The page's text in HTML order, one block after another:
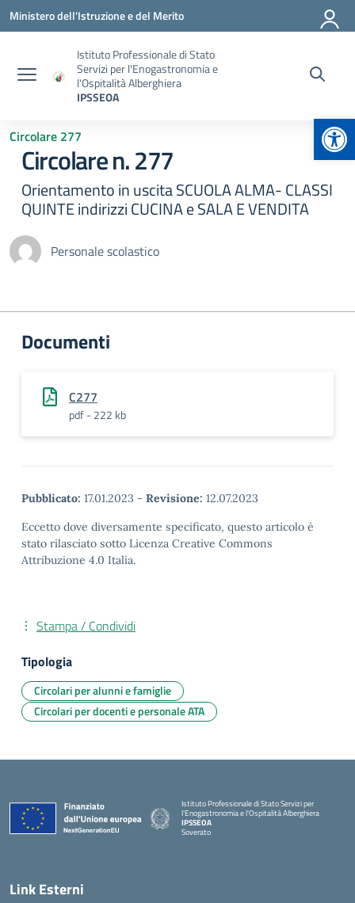
Vai ai contenuti
Vai al menu di navigazione
Vai al footer
Ministero dell'Istruzione e del Merito
Istituto Professionale di Stato
Servizi per l'Enogastronomia e
l'Ospitalità Alberghiera
IPSSEOA
Circolare 277
Circolare n. 277
Orientamento in uscita SCUOLA ALMA- CLASSI
QUINTE indirizzi CUCINA e SALA E VENDITA
Personale scolastico
Documenti
C277
pdf - 222 kb
Pubblicato: 17.01.2023 - Revisione: 12.07.2023
Eccetto dove diversamente specificato, questo articolo è
stato rilasciato sotto Licenza Creative Commons
Attribuzione 4.0 Italia.
Stampa / Condividi
Tipologia
Circolari per alunni e famiglie
Circolari per docenti e personale ATA
Istituto Professionale di Stato Servizi per
l'Enogastronomia e l'Ospitalità Alberghiera
IPSSEOA
Soverato
Link Esterni